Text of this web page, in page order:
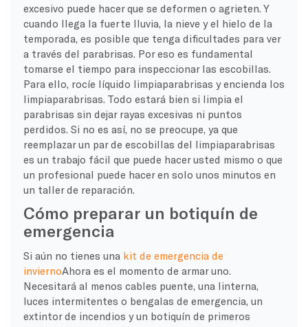
excesivo puede hacer que se deformen o agrieten. Y
cuando llega la fuerte lluvia, la nieve y el hielo de la
temporada, es posible que tenga dificultades para ver
a través del parabrisas. Por eso es fundamental
tomarse el tiempo para inspeccionar las escobillas.
Para ello, rocíe líquido limpiaparabrisas y encienda los
limpiaparabrisas. Todo estará bien si limpia el
parabrisas sin dejar rayas excesivas ni puntos
perdidos. Si no es así, no se preocupe, ya que
reemplazar un par de escobillas del limpiaparabrisas
es un trabajo fácil que puede hacer usted mismo o que
un profesional puede hacer en solo unos minutos en
un taller de reparación.
Cómo preparar un botiquín de
emergencia
Si aún no tienes una kit de emergencia de
inviernoAhora es el momento de armar uno.
Necesitará al menos cables puente, una linterna,
luces intermitentes o bengalas de emergencia, un
extintor de incendios y un botiquín de primeros